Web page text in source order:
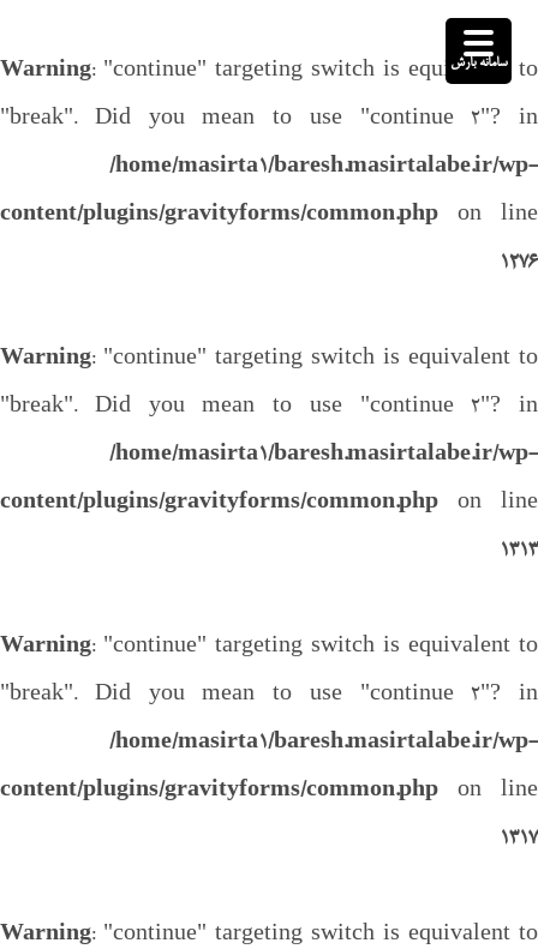
Warning: "continue" targeting switch is equivalent to
"break". Did you mean to use "continue 2"? in
/home/masirta1/baresh.masirtalabe.ir/wp-
content/plugins/gravityforms/common.php on line
1276
Warning: "continue" targeting switch is equivalent to
"break". Did you mean to use "continue 2"? in
/home/masirta1/baresh.masirtalabe.ir/wp-
content/plugins/gravityforms/common.php on line
1313
Warning: "continue" targeting switch is equivalent to
"break". Did you mean to use "continue 2"? in
/home/masirta1/baresh.masirtalabe.ir/wp-
content/plugins/gravityforms/common.php on line
1317
Warning: "continue" targeting switch is equivalent to
سامانه بارش